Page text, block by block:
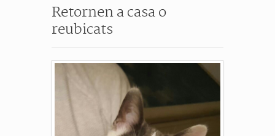
Retornen a casa o
reubicats